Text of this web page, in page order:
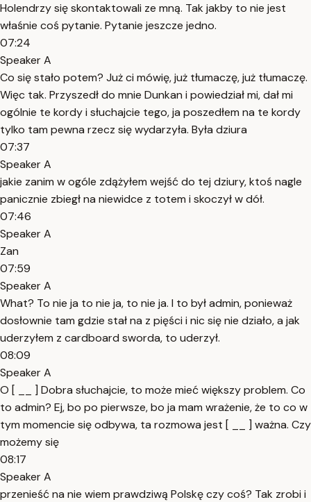
Holendrzy się skontaktowali ze mną. Tak jakby to nie jest
właśnie coś pytanie. Pytanie jeszcze jedno.
07:24
Speaker A
Co się stało potem? Już ci mówię, już tłumaczę, już tłumaczę.
Więc tak. Przyszedł do mnie Dunkan i powiedział mi, dał mi
ogólnie te kordy i słuchajcie tego, ja poszedłem na te kordy
tylko tam pewna rzecz się wydarzyła. Była dziura
07:37
Speaker A
jakie zanim w ogóle zdążyłem wejść do tej dziury, ktoś nagle
panicznie zbiegł na niewidce z totem i skoczył w dół.
07:46
Speaker A
Zan
07:59
Speaker A
What? To nie ja to nie ja, to nie ja. I to był admin, ponieważ
dosłownie tam gdzie stał na z pięści i nic się nie działo, a jak
uderzyłem z cardboard sworda, to uderzył.
08:09
Speaker A
O [ __ ] Dobra słuchajcie, to może mieć większy problem. Co
to admin? Ej, bo po pierwsze, bo ja mam wrażenie, że to co w
tym momencie się odbywa, ta rozmowa jest [ __ ] ważna. Czy
możemy się
08:17
Speaker A
przenieść na nie wiem prawdziwą Polskę czy coś? Tak zrobi i